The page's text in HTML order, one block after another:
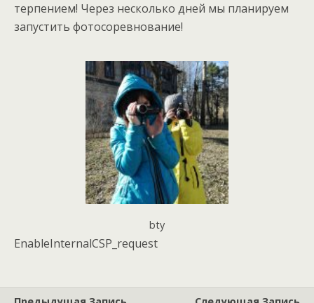
терпением! Через несколько дней мы планируем
запустить фотосоревнование!
bty
EnableInternalCSP_request